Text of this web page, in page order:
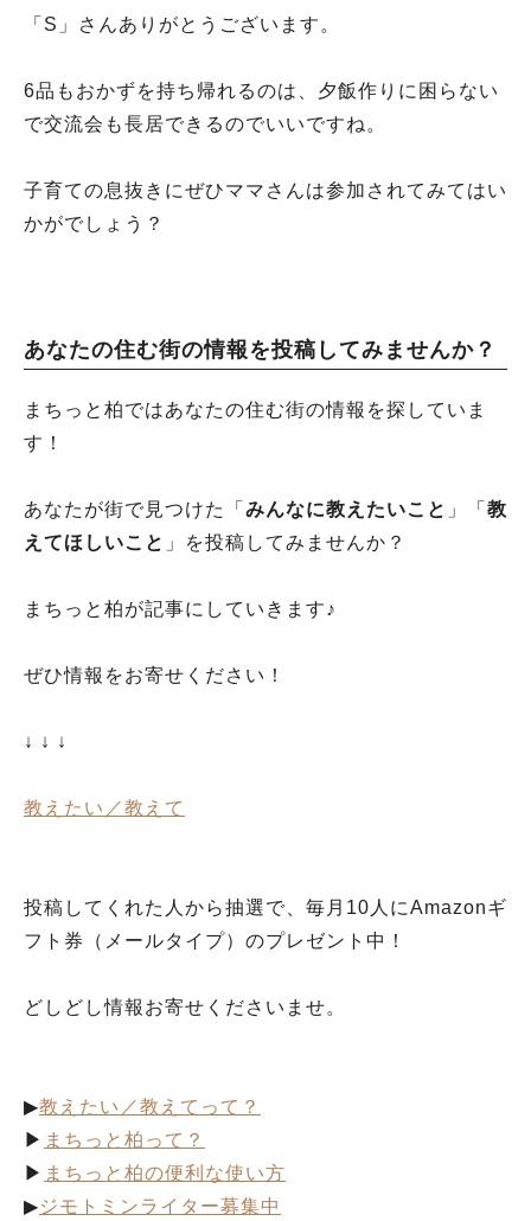
「S」さんありがとうございます。
6品もおかずを持ち帰れるのは、夕飯作りに困らない
で交流会も長居できるのでいいですね。
子育ての息抜きにぜひママさんは参加されてみてはい
かがでしょう？
あなたの住む街の情報を投稿してみませんか？
まちっと柏ではあなたの住む街の情報を探していま
す！
あなたが街で見つけた「 みんなに教えたいこと 」「 教
えてほしいこと 」を投稿してみませんか？
まちっと柏が記事にしていきます♪
ぜひ情報をお寄せください！
↓ ↓ ↓
教えたい／教えて
投稿してくれた人から抽選で、毎月10人にAmazonギ
フト券（メールタイプ）のプレゼント中！
どしどし情報お寄せくださいませ。
▶︎教えたい／教えてって？
▶︎ まちっと柏って？
▶︎ まちっと柏の便利な使い方
▶︎ジモトミンライター募集中